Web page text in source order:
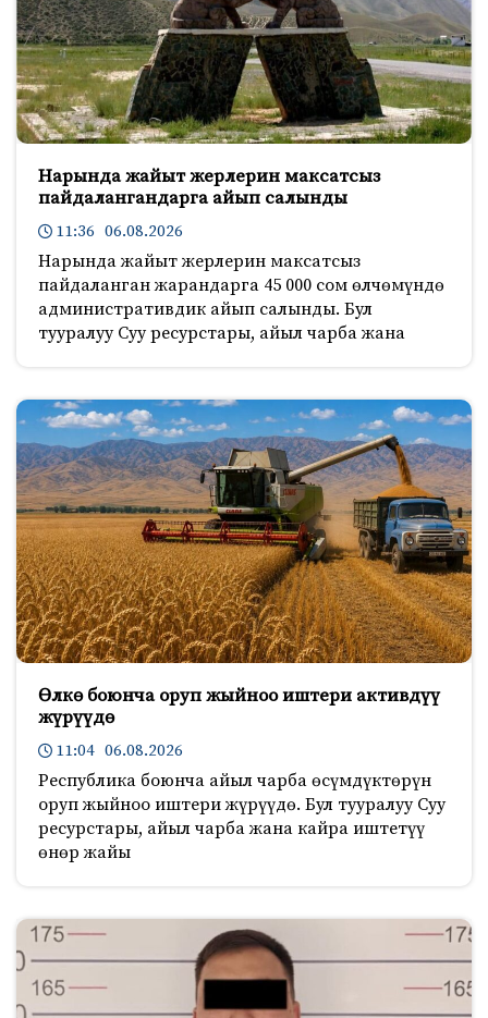
Нарында жайыт жерлерин максатсыз
пайдалангандарга айып салынды
11:36 06.08.2026
Нарында жайыт жерлерин максатсыз
пайдаланган жарандарга 45 000 сом өлчөмүндө
административдик айып салынды. Бул
тууралуу Суу ресурстары, айыл чарба жана
Өлкө боюнча оруп жыйноо иштери активдүү
жүрүүдө
11:04 06.08.2026
Республика боюнча айыл чарба өсүмдүктөрүн
оруп жыйноо иштери жүрүүдө. Бул тууралуу Суу
ресурстары, айыл чарба жана кайра иштетүү
өнөр жайы